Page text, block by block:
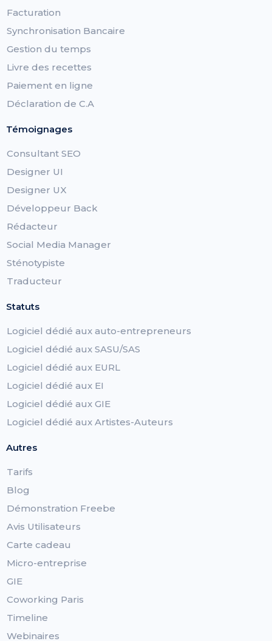
Facturation
Synchronisation Bancaire
Gestion du temps
Livre des recettes
Paiement en ligne
Déclaration de C.A
Témoignages
Consultant SEO
Designer UI
Designer UX
Développeur Back
Rédacteur
Social Media Manager
Sténotypiste
Traducteur
Statuts
Logiciel dédié aux auto-entrepreneurs
Logiciel dédié aux SASU/SAS
Logiciel dédié aux EURL
Logiciel dédié aux EI
Logiciel dédié aux GIE
Logiciel dédié aux Artistes-Auteurs
Autres
Tarifs
Blog
Démonstration Freebe
Avis Utilisateurs
Carte cadeau
Micro-entreprise
GIE
Coworking Paris
Timeline
Webinaires